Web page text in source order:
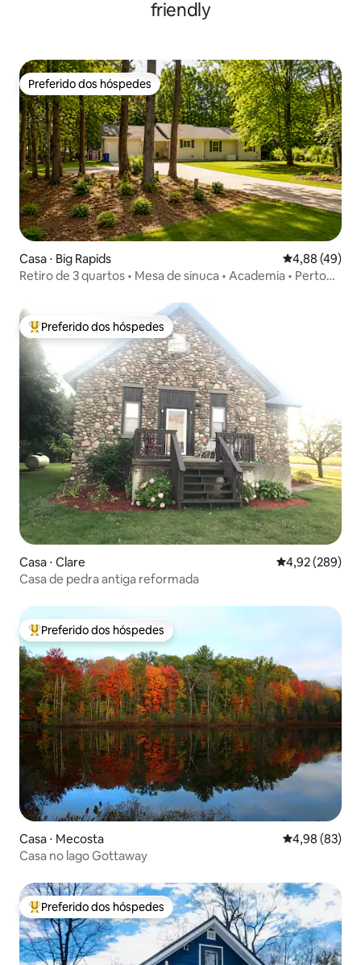
friendly
Preferido dos hóspedes
Preferido dos hóspedes
Casa ⋅ Big Rapids 4,88 de uma
4,88 (49)
Retiro de 3 quartos • Mesa de sinuca • Academia • Perto
Entre os melhores preferidos dos hóspedes
Preferido dos hóspedes
Casa ⋅ Clare 4,92 de uma
4,92 (289)
Casa de pedra antiga reformada
Entre os melhores preferidos dos hóspedes
Preferido dos hóspedes
Casa ⋅ Mecosta 4,98 de uma
4,98 (83)
Casa no lago Gottaway
Entre os melhores preferidos dos hóspedes
Preferido dos hóspedes